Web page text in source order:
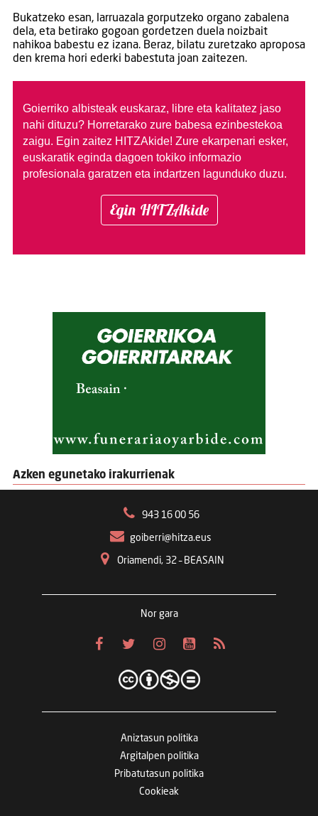
Bukatzeko esan, larruazala gorputzeko organo zabalena
dela, eta betirako gogoan gordetzen duela noizbait
nahikoa babestu ez izana. Beraz, bilatu zuretzako aproposa
den krema hori ederki babestuta joan zaitezen.
Goierriko albisteak euskaraz, libre eta kalitatez jaso
nahi dituzu? Horretarako zure babesa ezinbestekoa
zaigu. Egin zaitez HITZAkide! Zure ekarpenari esker,
euskaratik eginda dagoen tokiko informazio
profesionala garatzen eta indartzen lagunduko duzu.
Egin HITZAkide
Azken egunetako irakurrienak
943 16 00 56
goiberri@hitza.eus
Oriamendi, 32 – BEASAIN
Nor gara
Aniztasun politika
Argitalpen politika
Pribatutasun politika
Cookieak